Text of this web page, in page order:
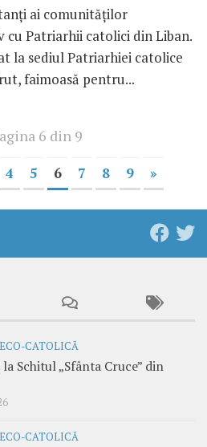
ai comunităţilor
cu Patriarhii catolici din Liban.
la sediul Patriarhiei catolice
faimoasă pentru...
6 din 9
4 5 6 7 8 9 »
CATOLICĂ
Schitul „Sfânta Cruce” din
CATOLICĂ